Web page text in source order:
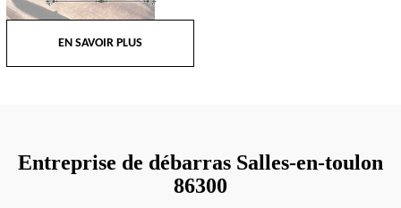
EN SAVOIR PLUS
Entreprise de débarras Salles-en-toulon
86300